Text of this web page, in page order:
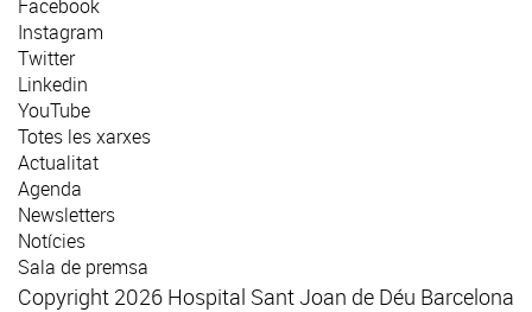
Facebook
Instagram
Twitter
Linkedin
YouTube
Totes les xarxes
Actualitat
Agenda
Newsletters
Notícies
Sala de premsa
Copyright 2026 Hospital Sant Joan de Déu Barcelona